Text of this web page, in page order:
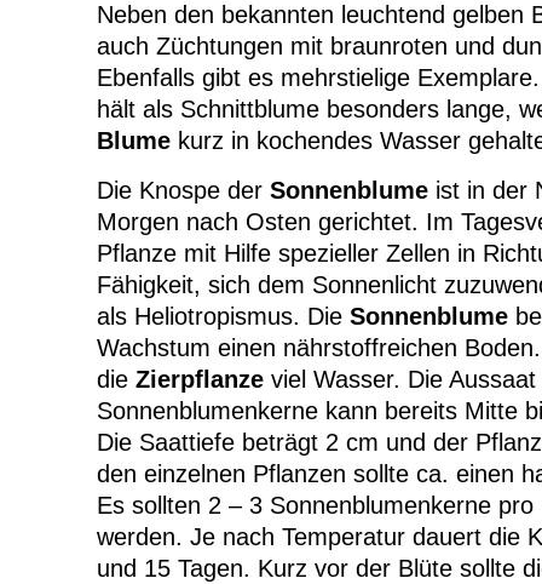
Neben den bekannten leuchtend gelben
auch Züchtungen mit braunroten und
Ebenfalls gibt es mehrstielige
hält als Schnittblume besonders lange,
Blume kurz in kochendes Wasser
Die Knospe der Sonnenblume ist in der
Morgen nach Osten gerichtet. Im
Pflanze mit Hilfe spezieller Zellen in
Fähigkeit, sich dem Sonnenlicht
als Heliotropismus. Die Sonnenblume
Wachstum einen nährstoffreichen
die Zierpflanze viel Wasser. Die
Sonnenblumenkerne kann bereits Mitte
Die Saattiefe beträgt 2 cm und der
den einzelnen Pflanzen sollte ca. einen
Es sollten 2 – 3 Sonnenblumenkerne
werden. Je nach Temperatur dauert die
und 15 Tagen. Kurz vor der Blüte sollte